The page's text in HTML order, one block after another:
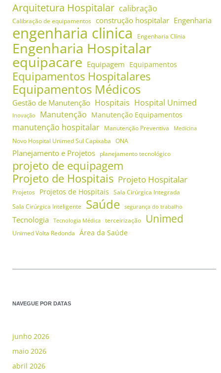
Arquitetura Hospitalar calibração
Calibração de equipamentos construção hospitalar Engenharia
engenharia clinica Engenharia Clínia
Engenharia Hospitalar
equipacare Equipagem Equipamentos
Equipamentos Hospitalares
Equipamentos Médicos
Gestão de Manutenção Hospitais Hospital Unimed
Inovação Manutenção Manutenção Equipamentos
manutenção hospitalar Manutenção Preventiva Medicina
Novo Hospital Unimed Sul Capixaba ONA
Planejamento e Projetos planejamento tecnológico
projeto de equipagem
Projeto de Hospitais Projeto Hospitalar
Projetos Projetos de Hospitais Sala Cirúrgica Integrada
Sala Cirúrgica Inteligente
Saúde segurança do trabalho
Tecnologia Tecnologia Médica terceirização Unimed
Unimed Volta Redonda Área da Saúde
NAVEGUE POR DATAS
junho 2026
maio 2026
abril 2026